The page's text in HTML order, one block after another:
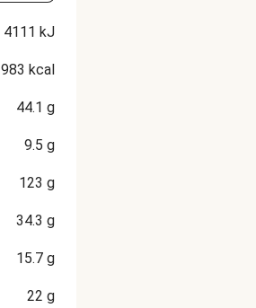
4111 kJ
983 kcal
44.1 g
9.5 g
123 g
34.3 g
15.7 g
22 g